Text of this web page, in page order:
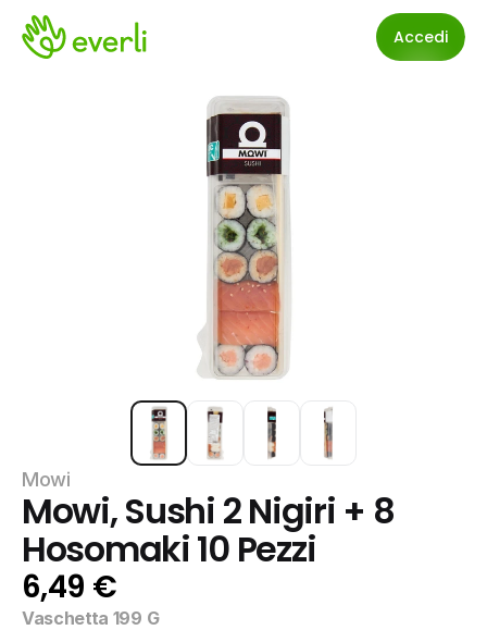
Accedi
Mowi
Mowi, Sushi 2 Nigiri + 8
Hosomaki 10 Pezzi
6,49 €
Vaschetta 199 G